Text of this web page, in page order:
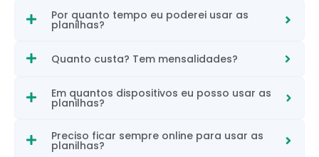
Por quanto tempo eu poderei usar as
planilhas?
Quanto custa? Tem mensalidades?
Em quantos dispositivos eu posso usar as
planilhas?
Preciso ficar sempre online para usar as
planilhas?